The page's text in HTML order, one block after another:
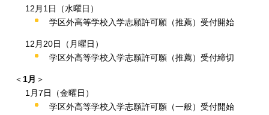
12月1日（水曜日）
学区外高等学校入学志願許可願（推薦）受付開始
12月20日（月曜日）
学区外高等学校入学志願許可願（推薦）受付締切
＜ 1月 ＞
1月7日（金曜日）
学区外高等学校入学志願許可願（一般）受付開始